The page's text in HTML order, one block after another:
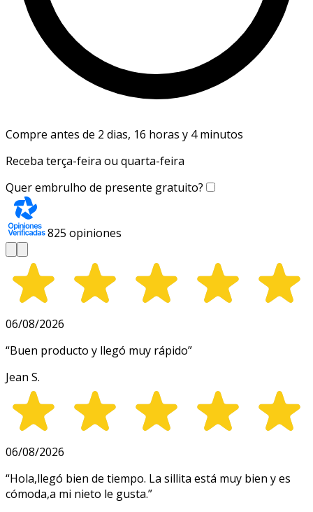
Compre antes de 2 dias, 16 horas y 4 minutos
Receba terça-feira ou quarta-feira
Quer embrulho de presente gratuito?
825 opiniones
06/08/2026
“Buen producto y llegó muy rápido”
Jean S.
06/08/2026
“Hola,llegó bien de tiempo. La sillita está muy bien y es
cómoda,a mi nieto le gusta.”